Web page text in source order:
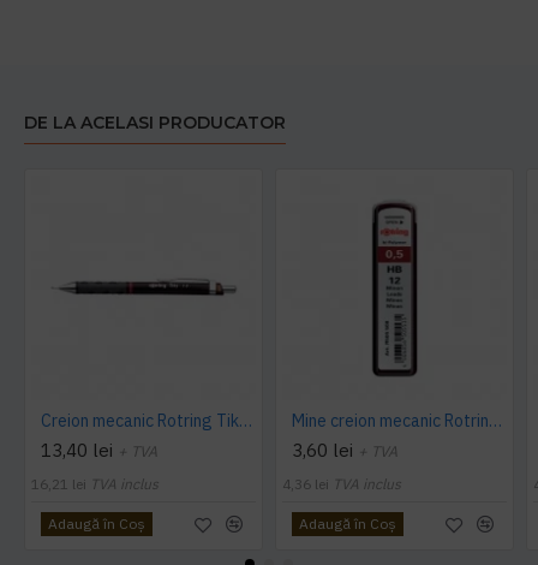
DE LA ACELASI PRODUCATOR
Creion mecanic Rotring Tikky III, mina 1 mm, negru
13,40 lei + TVA
16,21 lei TVA inclus
Adaugă în Coş
Mine creion mecanic Rotring, 0.5 mm , HB, 12 bucati/cutie
3,60 lei + TVA
4,36 lei TVA inclus
Adaugă în Coş